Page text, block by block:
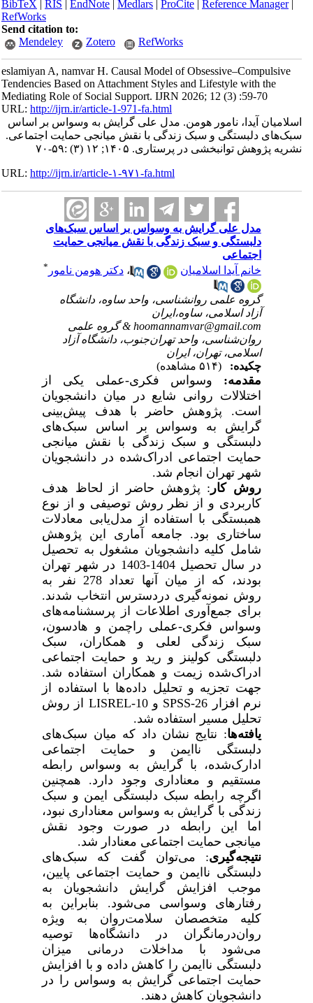
BibTeX|RIS|EndNote|Medlars|ProCite|Reference Manager
RefWorks
Send citation to:
Mendeley
Zotero RefWorks
eslamiyan A, namvar H. Causal Model of Obsessive–Compulsive
Tendencies Based on Attachment Styles and Lifestyle with the
Mediating Role of Social Support. IJRN 2026; 12 (3) :59-70
URL:http://ijrn.ir/article-1-971-fa.html
اسلامیان آیدا، نامور هومن. مدل علی گرایش به وسواس بر اساس
سبک‌های دلبستگی و سبک زندگی با نقش میانجی حمایت اجتماعی.
نشریه پژوهش توانبخشی در پرستاری. ۱۴۰۵; ۱۲ (۳) :۵۹-۷۰
URL:http://ijrn.ir/article-۱-۹۷۱-fa.html
مدل علی گرایش به وسواس بر اساس سبک‌های
دلبستگی و سبک زندگی با نقش میانجی حمایت
اجتماعی
خانم آیدا اسلامیان
،دکتر هومن نامور
گروه علمی روانشناسی، واحد ساوه، دانشگاه
آزاد اسلامی، ساوه،ایران
hoomannamvar@gmail.com & گروه علمی
روان‌شناسی، واحد تهران‌جنوب، دانشگاه آزاد
اسلامی، تهران، ایران
چکیده:
مقدمه:وسواس فکری-عملی
یکی از
اختلالات روانی شایع در میان دانشجویان
است. پژوهش حاضر با هدف پیش‌بینی
گرایش به وسواس بر اساس سبک‌های
دلبستگی و سبک زندگی با نقش میانجی
حمایت اجتماعی ادراک‌شده در دانشجویان
شهر تهران انجام شد.
روش کار: پژوهش حاضر از لحاظ هدف
کاربردی و از نظر روش توصیفی و از نوع
همبستگی با استفاده از مدل‌یابی معادلات
ساختاری بود. جامعه آماری این پژوهش
شامل کلیه دانشجویان مشغول به تحصیل
در سال تحصیل 1404-1403 در شهر تهران
بودند،
که از میان آنها تعداد 278 نفر به
روش نمونه‌گیری در‌دسترس انتخاب شدند.
برای جمع‌آوری اطلاعات از پرسشنامه‌های
وسواس فکری-عملی راچمن و هادسون،
سبک زندگی لعلی و همکاران، سبک
دلبستگی کولینز و رید و حمایت اجتماعی
ادراک‌شده زیمت و همکاران استفاده شد.
جهت تجزیه و تحلیل داده‌ها با استفاده از
نرم افزارSPSS-26وLISREL-10از روش
تحلیل مسیر استفاده شد.
یافته‌ها:نتایج نشان داد که میان سبک‌های
دلبستگی ناایمن و حمایت اجتماعی
ادارک‌شده، با گرایش به وسواس رابطه
مستقیم و معناداری وجود دارد. همچنین
اگرچه رابطه سبک دلبستگی ایمن و سبک
زندگی با گرایش به وسواس معناداری نبود،
اما این رابطه در صورت وجود نقش
میانجی حمایت اجتماعی معنادار شد.
نتیجه‌گیری:می‌توان گفت که سبک‌های
دلبستگی ناایمن و حمایت اجتماعی پایین،
موجب افزایش گرایش دانشجویان به
رفتارهای وسواسی می‌شود. بنابراین به
کلیه متخصصان سلامت‌روان به ویژه
روان‌درمانگران در دانشگاه‌ها توصیه
می‌شود با مداخلات درمانی میزان
دلبستگی ناایمن را کاهش داده و با افزایش
حمایت اجتماعی گرایش به وسواس را در
دانشجویان کاهش دهند.